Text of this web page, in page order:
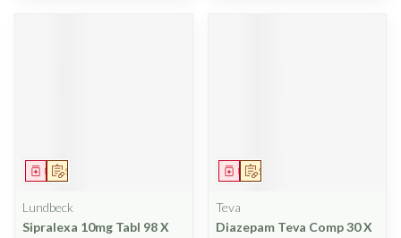
Sur prescription
Médicament
Lundbeck
Sipralexa 10mg Tabl 98 X
Sur prescription
Médicament
Teva
Diazepam Teva Comp 30 X